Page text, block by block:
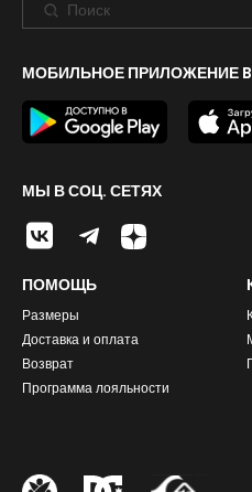
МОБИЛЬНОЕ ПРИЛОЖЕНИЕ
МЫ В СОЦ. СЕТЯХ
ПОМОЩЬ
Размеры
Доставка и оплата
Возврат
Программа лояльности